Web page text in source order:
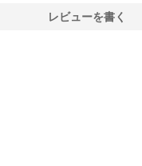
レビューを書く